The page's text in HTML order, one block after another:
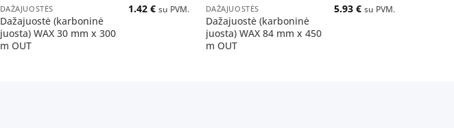
DAŽAJUOSTĖS
Dažajuostė (karboninė
juosta) WAX 30 mm x 300
m OUT
1.42€ su PVM. DAŽAJUOSTĖS
Dažajuostė (karboninė
juosta) WAX 84 mm x 450
m OUT
5.93€ su PVM.